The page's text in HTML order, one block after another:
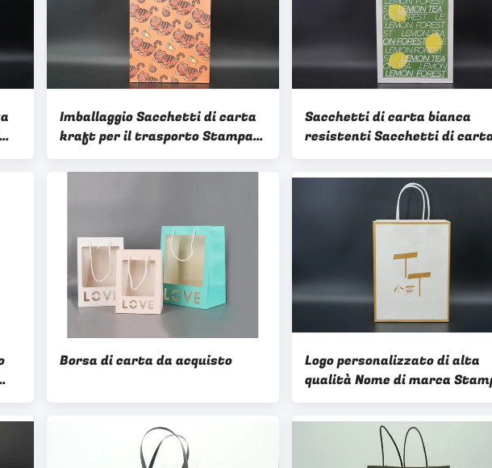
Imballaggio Sacchetti di carta
kraft per il trasporto Stampa
di sacchetti di carta per
ristoranti su misura
Sacchetti di carta bianca
resistenti Sacchetti di
rinnovabili con maniglie
Borsa di carta da acquisto
Logo personalizzato di alta
qualità Nome di marca
di carta kraft colorata
Sacchetti da spesa di carta
dolce cibo Sacchetti regalo di
carta con manico